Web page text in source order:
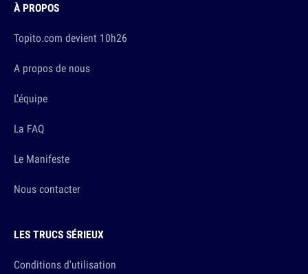
À PROPOS
Topito.com devient 10h26
A propos de nous
L'équipe
La FAQ
Le Manifeste
Nous contacter
LES TRUCS SÉRIEUX
Conditions d'utilisation